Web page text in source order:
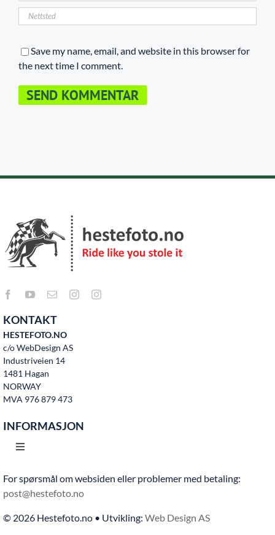
Save my name, email, and website in this browser for
the next time I comment.
KONTAKT
HESTEFOTO.NO
c/o WebDesign AS
Industriveien 14
1481 Hagan
NORWAY
MVA 976 879 473
INFORMASJON
Toggle
Hjem
Bruksvilkår
For spørsmål om websiden eller problemer med betaling:
post@hestefoto.no
© 2026 Hestefoto.no • Utvikling: Web Design AS